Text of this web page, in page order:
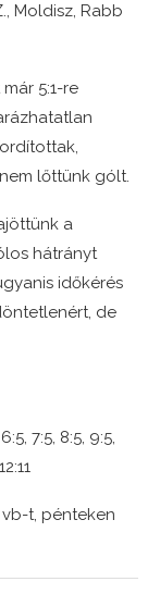
Moldisz, Rabb
5:1-re
lőttünk gólt.
a
hátrányt
időkérés
de
7:5, 8:5, 9:5,
t, pénteken